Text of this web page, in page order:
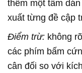
thêm một tấm
xuất từng đề cập
Điểm trừ: không
các phím bấm
cân đối so với